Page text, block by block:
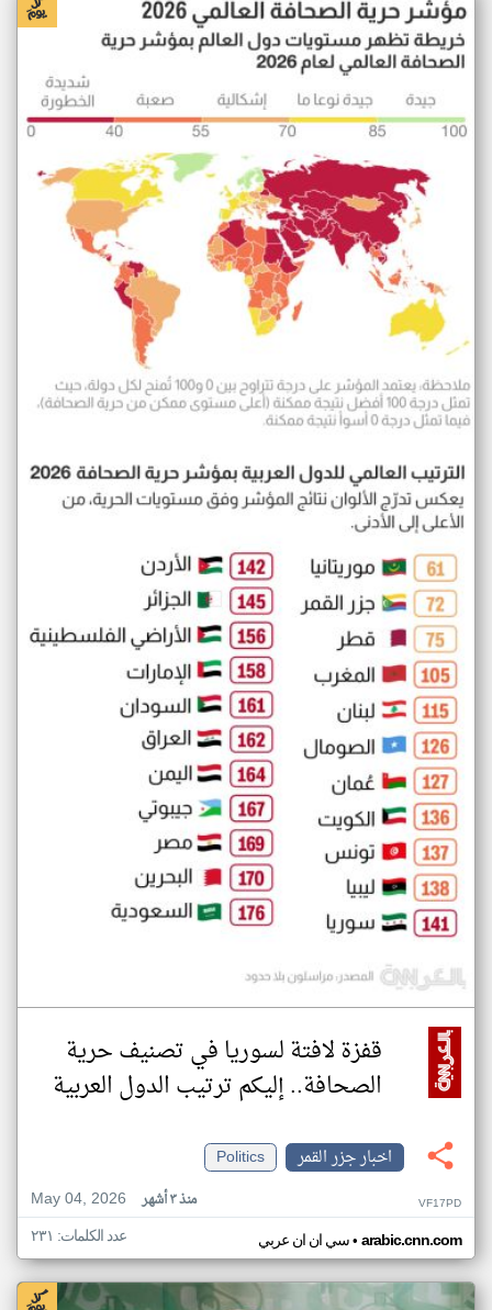
قفزة لافتة لسوريا في تصنيف حرية
الصحافة.. إليكم ترتيب الدول العربية
اخبار جزر القمر
Politics
May 04, 2026
منذ ٣ أشهر VF17PD
سي ان ان عربي• arabic.cnn.com عدد الكلمات: ٢٣١